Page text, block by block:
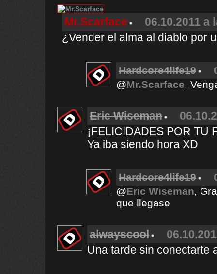
Mr.Scarface
06.10.2011 a
¿Vender el alma al diablo por
Hardcore4life19
@Mr.Scarface,
Eric Wiseman
¡FELICIDADES POR TU
Ya iba siendo hora XD
Hardcore4life19
@Eric Wiseman,
que llegase
alwayscool
Una tarde sin conectarte